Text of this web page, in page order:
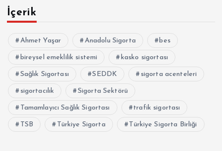
İçerik
Ahmet Yaşar Anadolu Sigorta bes
bireysel emeklilik sistemi kasko sigortası
Sağlık Sigortası SEDDK sigorta acenteleri
sigortacılık Sigorta Sektörü
Tamamlayıcı Sağlık Sigortası trafik sigortası
TSB Türkiye Sigorta Türkiye Sigorta Birliği